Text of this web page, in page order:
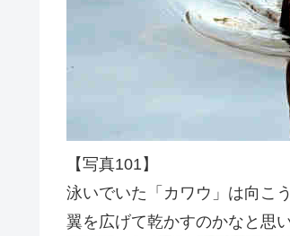
【写真101】
泳いでいた「カワウ」は向こ
翼を広げて乾かすのかなと思